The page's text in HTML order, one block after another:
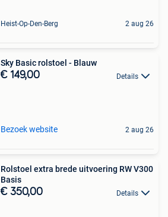
Heist-Op-Den-Berg 2 aug 26
Sky Basic rolstoel - Blauw
€ 149,00 Details
Bezoek website 2 aug 26
Rolstoel extra brede uitvoering RW V300
Basis
€ 350,00 Details